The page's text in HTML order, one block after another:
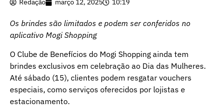
Redação março 12, 2025 10:19
Os brindes são limitados e podem ser conferidos no
aplicativo Mogi Shopping
O Clube de Benefícios do Mogi Shopping ainda tem
brindes exclusivos em celebração ao Dia das Mulheres.
Até sábado (15), clientes podem resgatar vouchers
especiais, como serviços oferecidos por lojistas e
estacionamento.